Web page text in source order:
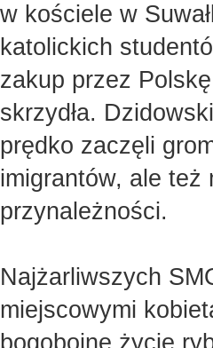
w kościele w
katolickich
zakup przez
skrzydła.
prędko zaczęli
imigrantów, ale też
przynależności.
Najżarliwszych
miejscowymi
bogobojne życie